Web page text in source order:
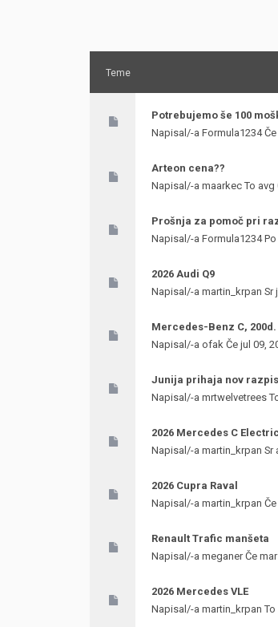
Teme
Potrebujemo še 100
Napisal/-a Formula1234Če
Arteon cena??
Napisal/-a maarkecTo avg
Prošnja za pomoč pri
Napisal/-a Formula1234Po
2026 Audi Q9
Napisal/-a martin_krpan Sr
Mercedes-Benz C, 200d.
Napisal/-a ofak Če jul 09,
Junija prihaja nov
Napisal/-a mrtwelvetrees
2026 Mercedes C Electric
Napisal/-a martin_krpan Sr
2026 Cupra Raval
Napisal/-a martin_krpan
Renault Trafic manšeta
Napisal/-a meganerČe mar
2026 Mercedes VLE
Napisal/-a martin_krpan To